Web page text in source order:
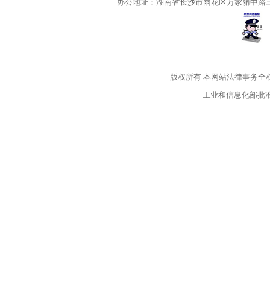
办公地址：湖南省长沙市雨花区万家丽中
版权所有本网站法律事务全
工业和信息化部批